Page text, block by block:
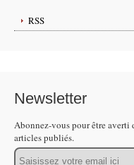
RSS
Newsletter
Abonnez-vous pour être averti
articles publiés.
Email